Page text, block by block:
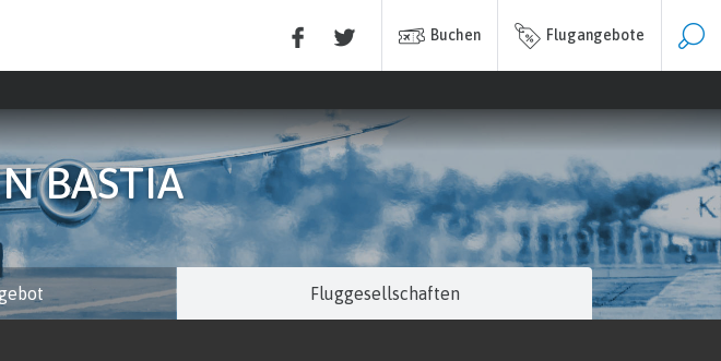
Buchen Flugangebote
BASTIA
Fluggesellschaften